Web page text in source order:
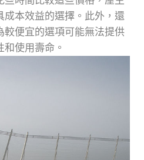
成本效益的選擇。此外，還
較便宜的選項可能無法提供
使用壽命。